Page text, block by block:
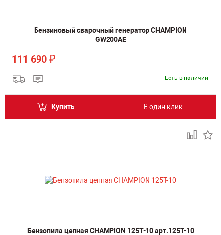
Бензиновый сварочный генератор CHAMPION
GW200AE
111 690 ₽
Есть в наличии
Купить В один клик
Бензопила цепная CHAMPION 125T-10 арт.125T-10